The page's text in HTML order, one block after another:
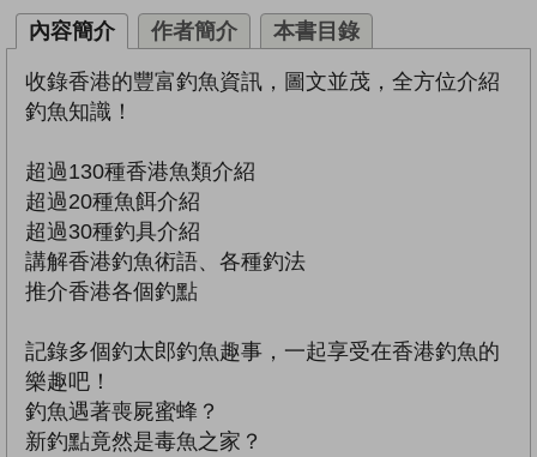
內容簡介 作者簡介 本書目錄
收錄香港的豐富釣魚資訊，圖文並茂，全方位介紹
釣魚知識！
超過130種香港魚類介紹
超過20種魚餌介紹
超過30種釣具介紹
講解香港釣魚術語、各種釣法
推介香港各個釣點
記錄多個釣太郎釣魚趣事，一起享受在香港釣魚的
樂趣吧！
釣魚遇著喪屍蜜蜂？
新釣點竟然是毒魚之家？